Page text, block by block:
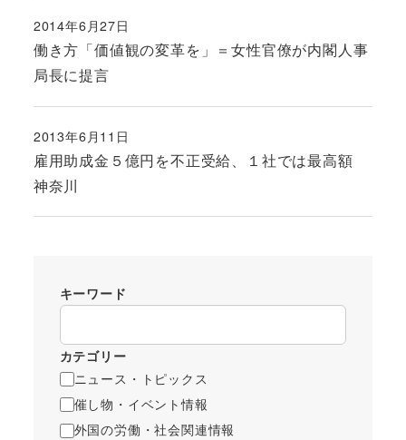
働き方「価値観の変革を」＝女性官僚が内閣人事
局長に提言
投稿日
2014年6月27日
雇用助成金５億円を不正受給、１社では最高額
神奈川
投稿日
2013年6月11日
キーワード
カテゴリー
ニュース・トピックス
催し物・イベント情報
外国の労働・社会関連情報